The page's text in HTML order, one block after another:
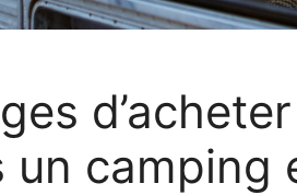
un camping